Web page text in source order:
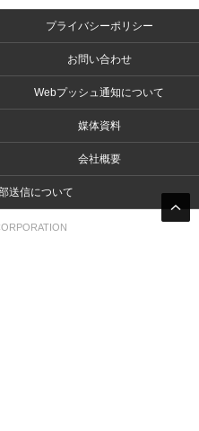
プライバシーポリシー
お問い合わせ
Webプッシュ通知について
媒体資料
会社概要
送信について